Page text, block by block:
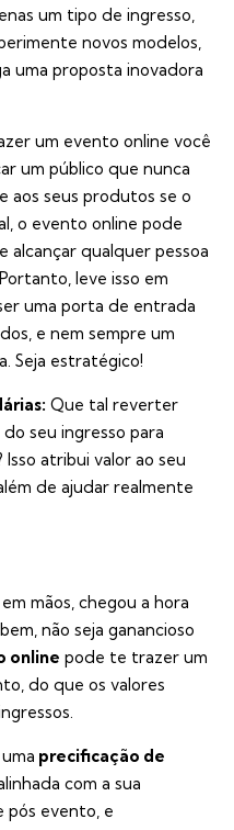
um tipo de ingresso,
novos modelos,
uma proposta inovadora
um evento online você
um público que nunca
aos seus produtos se o
o evento online pode
alcançar qualquer pessoa
leve isso em
uma porta de entrada
e nem sempre um
Seja estratégico!
Que tal reverter
seu ingresso para
atribui valor ao seu
de ajudar realmente
mãos, chegou a hora
não seja ganancioso
online pode te trazer um
do que os valores
precificação de
com a sua
pós evento, e